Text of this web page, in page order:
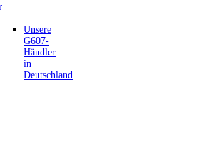
Unsere
G607-
Händler
in
Deutschland